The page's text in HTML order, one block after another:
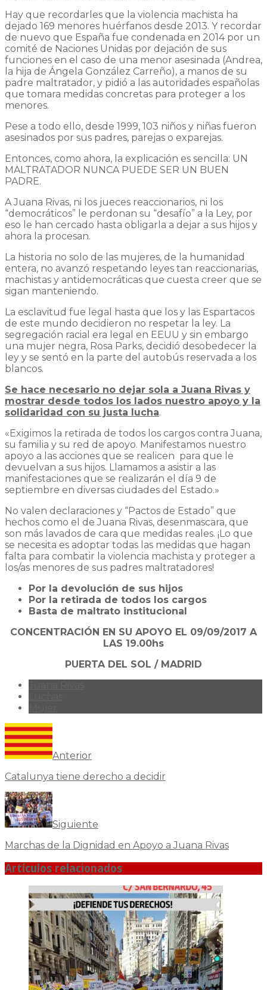
Hay que recordarles que la violencia machista ha
dejado 169 menores huérfanos desde 2013. Y recordar
de nuevo que España fue condenada en 2014 por un
comité de Naciones Unidas por dejación de sus
funciones en el caso de una menor asesinada (Andrea,
la hija de Ángela González Carreño), a manos de su
padre maltratador, y pidió a las autoridades españolas
que tomara medidas concretas para proteger a los
menores.
Pese a todo ello, desde 1999, 103 niños y niñas fueron
asesinados por sus padres, parejas o exparejas.
Entonces, como ahora, la explicación es sencilla: UN
MALTRATADOR NUNCA PUEDE SER UN BUEN
PADRE.
A Juana Rivas, ni los jueces reaccionarios, ni los
“democráticos” le perdonan su “desafío” a la Ley, por
eso le han cercado hasta obligarla a dejar a sus hijos y
ahora la procesan.
La historia no solo de las mujeres, de la humanidad
entera, no avanzó respetando leyes tan reaccionarias,
machistas y antidemocráticas que cuesta creer que se
sigan manteniendo.
La esclavitud fue legal hasta que los y las Espartacos
de este mundo decidieron no respetar la ley. La
segregación racial era legal en EEUU y sin embargo
una mujer negra, Rosa Parks, decidió desobedecer la
ley y se sentó en la parte del autobús reservada a los
blancos.
Se hace necesario no dejar sola a Juana Rivas y
mostrar desde todos los lados nuestro apoyo y la
solidaridad con su justa lucha.
«Exigimos la retirada de todos los cargos contra Juana,
su familia y su red de apoyo. Manifestamos nuestro
apoyo a las acciones que se realicen para que le
devuelvan a sus hijos. Llamamos a asistir a las
manifestaciones que se realizarán el día 9 de
septiembre en diversas ciudades del Estado.»
No valen declaraciones y “Pactos de Estado” que
hechos como el de Juana Rivas, desenmascara, que
son más lavados de cara que medidas reales. ¡Lo que
se necesita es adoptar todas las medidas que hagan
falta para combatir la violencia machista y proteger a
los/as menores de sus padres maltratadores!
Por la devolución de sus hijos
Por la retirada de todos los cargos
Basta de maltrato institucional
CONCENTRACIÓN EN SU APOYO EL 09/09/2017 A
LAS 19.00hs
PUERTA DEL SOL / MADRID
Anterior
Catalunya tiene derecho a decidir
Siguiente
Marchas de la Dignidad en Apoyo a Juana Rivas
Artículos relacionados